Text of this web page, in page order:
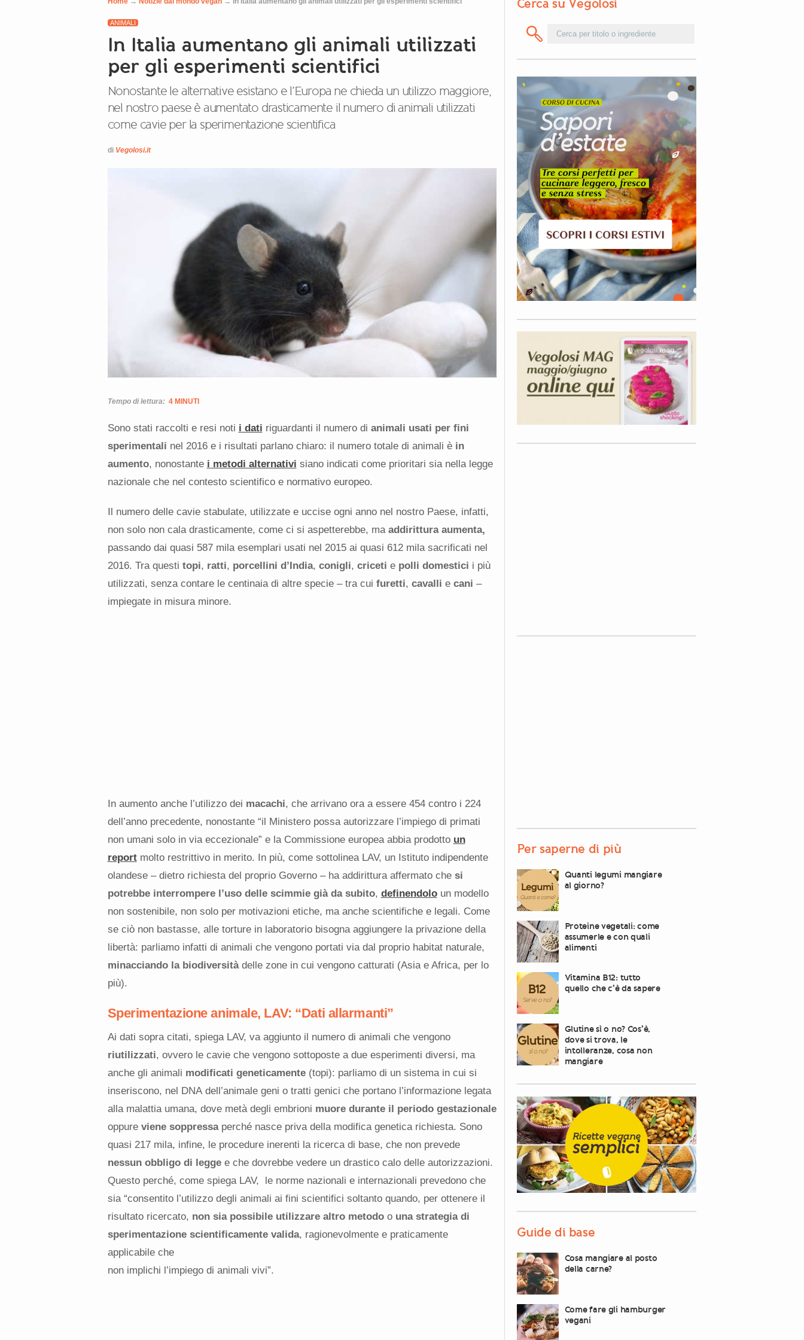
ANIMALI
In Italia aumentano gli animali utilizzati
per gli esperimenti scientifici
Nonostante le alternative esistano e l’Europa ne chieda un utilizzo maggiore,
nel nostro paese è aumentato drasticamente il numero di animali utilizzati
come cavie per la sperimentazione scientifica
di Vegolosi.it
Tempo di lettura: 4 MINUTI
Sono stati raccolti e resi noti i dati riguardanti il numero di animali usati per fini
sperimentali nel 2016 e i risultati parlano chiaro: il numero totale di animali è in
aumento, nonostante i metodi alternativi siano indicati come prioritari sia nella legge
nazionale che nel contesto scientifico e normativo europeo.
Il numero delle cavie stabulate, utilizzate e uccise ogni anno nel nostro Paese, infatti,
non solo non cala drasticamente, come ci si aspetterebbe, ma addirittura aumenta,
passando dai quasi 587 mila esemplari usati nel 2015 ai quasi 612 mila sacrificati nel
2016. Tra questi topi, ratti, porcellini d’India, conigli, criceti e polli domestici i più
utilizzati, senza contare le centinaia di altre specie – tra cui furetti, cavalli e cani –
impiegate in misura minore.
In aumento anche l’utilizzo dei macachi, che arrivano ora a essere 454 contro i 224
dell’anno precedente, nonostante “il Ministero possa autorizzare l’impiego di primati
non umani solo in via eccezionale” e la Commissione europea abbia prodotto un
reportmolto restrittivo in merito. In più, come sottolinea LAV, un Istituto indipendente
olandese – dietro richiesta del proprio Governo – ha addirittura affermato che si
potrebbe interrompere l’uso delle scimmie già da subito, definendoloun modello
non sostenibile, non solo per motivazioni etiche, ma anche scientifiche e legali. Come
se ciò non bastasse, alle torture in laboratorio bisogna aggiungere la privazione della
libertà: parliamo infatti di animali che vengono portati via dal proprio habitat naturale,
minacciando la biodiversitàdelle zone in cui vengono catturati (Asia e Africa, per lo
più).
Sperimentazione animale, LAV: “Dati allarmanti”
Ai dati sopra citati, spiega LAV, va aggiunto il numero di animali che vengono
riutilizzati, ovvero le cavie che vengono sottoposte a due esperimenti diversi, ma
anche gli animali modificati geneticamente (topi): parliamo di un sistema in cui si
inseriscono, nel DNA dell’animale geni o tratti genici che portano l’informazione legata
alla malattia umana, dove metà degli embrioni muore durante il periodo gestazionale
oppure viene soppressaperché nasce priva della modifica genetica richiesta. Sono
quasi 217 mila, infine, le procedure inerenti la ricerca di base, che non prevede
nessun obbligo di leggee che dovrebbe vedere un drastico calo delle autorizzazioni.
Questo perché, come spiega LAV, le norme nazionali e internazionali prevedono che
sia “consentito l’utilizzo degli animali ai fini scientifici soltanto quando, per ottenere il
risultato ricercato, non sia possibile utilizzare altro metodoo una strategia di
sperimentazione scientificamente valida, ragionevolmente e praticamente
applicabile che
non implichi l’impiego di animali vivi”.
Cerca su Vegolosi
Per saperne di più
Quanti legumi mangiare
al giorno?
Proteine vegetali: come
assumerle e con quali
alimenti
Vitamina B12: tutto
quello che c’è da sapere
Glutine sì o no? Cos’è,
dove si trova, le
intolleranze, cosa non
mangiare
Guide di base
Cosa mangiare al posto
della carne?
Come fare gli hamburger
vegani